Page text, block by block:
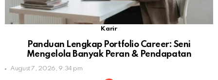
Karir
Panduan Lengkap Portfolio Career: Seni
Mengelola Banyak Peran & Pendapatan
August 7, 2026, 9:34 pm